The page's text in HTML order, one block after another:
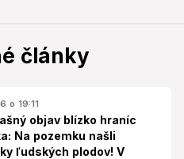
články
o 19:11
objav blízko hraníc
Na pozemku našli
ľudských plodov! V